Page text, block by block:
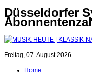
Düsseldorfer
Freitag, 07. August 2026
Home